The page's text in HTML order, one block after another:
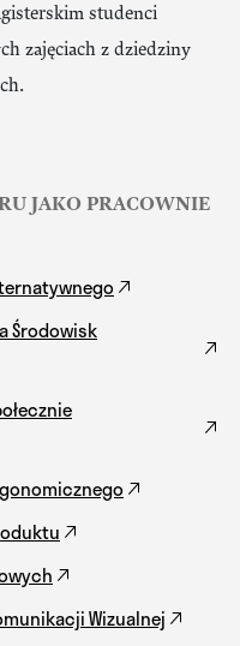
studenci
zajęciach z dziedziny
JAKO PRACOWNIE
Środowisk
Wizualnej